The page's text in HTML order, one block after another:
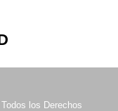
los Derechos